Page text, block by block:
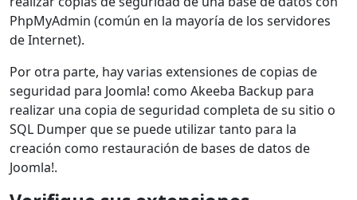
PhpMyAdmin (común en la mayoría de los servidores
de Internet).
Por otra parte, hay varias extensiones de copias de
seguridad para Joomla! como Akeeba Backup para
realizar una copia de seguridad completa de su sitio o
SQL Dumper que se puede utilizar tanto para la
creación como restauración de bases de datos de
Joomla!.